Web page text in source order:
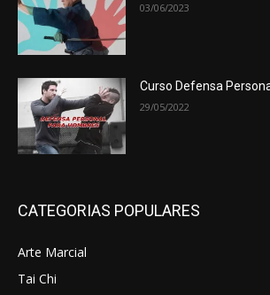
03/06/2023
Curso Defensa
29/05/2022
CATEGORIAS POPULARES
Arte Marcial
Tai Chi